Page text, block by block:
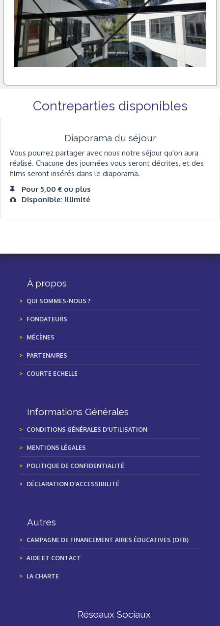
Contreparties disponibles
Diaporama du séjour
Vous pourrez partager avec nous notre séjour qu'on aura
réalisé. Chacune des journées vous seront décrites, et des
films seront insérés dans le diaporama.
Pour 5,00 € ou plus
Disponible: Illimité
À propos
QUI SOMMES-NOUS ?
FONDATEURS
MÉCÈNES
PARTENAIRES
COURTE ECHELLE
Informations Générales
CONDITIONS GÉNÉRALES D'UTILISATION
MENTIONS LÉGALES
POLITIQUE DE CONFIDENTIALITÉ
DÉCLARATION D'ACCESSIBILITÉ
Autres
CAMPAGNE DE FINANCEMENT AIRES ÉDUCATIVES (OFB)
AIDE ET CONTACT
LA CHARTE
Réseaux Sociaux